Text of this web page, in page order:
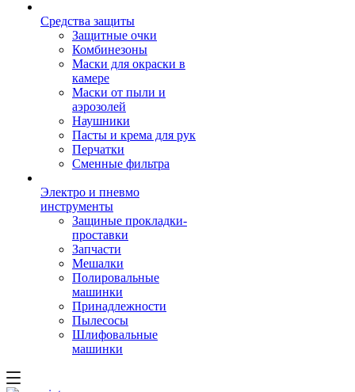
Средства защиты
Защитные очки
Комбинезоны
Маски для окраски в
камере
Маски от пыли и
аэрозолей
Наушники
Пасты и крема для рук
Перчатки
Сменные фильтра
Электро и пневмо
инструменты
Защиные прокладки-
проставки
Запчасти
Мешалки
Полировальные
машинки
Принадлежности
Пылесосы
Шлифовальные
машинки